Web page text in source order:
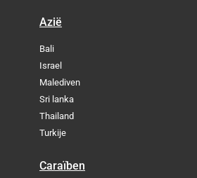
Azië
Bali
Israel
Malediven
Sri lanka
Thailand
Turkije
Caraïben